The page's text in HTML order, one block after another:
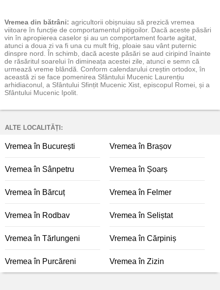
Vremea din bătrâni: agricultorii obișnuiau să prezică vremea
viitoare în funcție de comportamentul pițigoilor. Dacă aceste păsări
vin în apropierea caselor și au un comportament foarte agitat,
atunci a doua zi va fi una cu mult frig, ploaie sau vânt puternic
dinspre nord. În schimb, dacă aceste păsări se aud ciripind înainte
de răsăritul soarelui în dimineața acestei zile, atunci e semn că
urmează vreme blândă. Conform calendarului creștin ortodox, în
această zi se face pomenirea Sfântului Mucenic Laurențiu
arhidiaconul, a Sfântului Sfințit Mucenic Xist, episcopul Romei, și a
Sfântului Mucenic Ipolit.
ALTE LOCALITĂȚI:
Vremea în București Vremea în Brașov
Vremea în Sânpetru Vremea în Șoarș
Vremea în Bărcuț Vremea în Felmer
Vremea în Rodbav Vremea în Seliștat
Vremea în Tărlungeni Vremea în Cărpiniș
Vremea în Purcăreni Vremea în Zizin